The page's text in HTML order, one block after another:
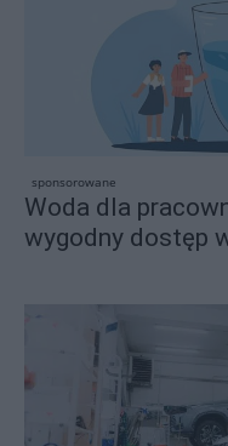
sponsorowane
Woda dla
wygodny dostęp